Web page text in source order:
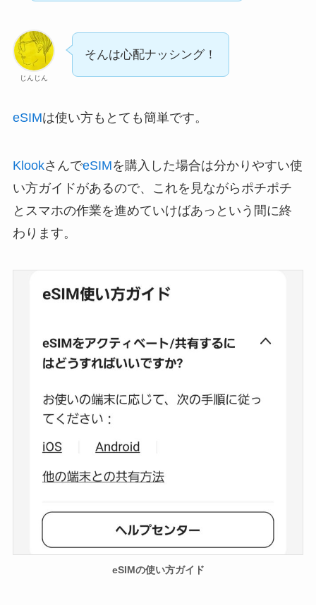
じんじん
そんは心配ナッシング！
eSIMは使い方もとても簡単です。
KlookさんでeSIMを購入した場合は分かりやすい使
い方ガイドがあるので、これを見ながらポチポチ
とスマホの作業を進めていけばあっという間に終
わります。
eSIMの使い方ガイド